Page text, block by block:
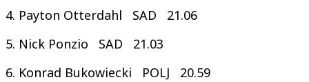
4. Payton Otterdahl SAD 21.06
5. Nick Ponzio SAD 21.03
6. Konrad Bukowiecki POLJ 20.59